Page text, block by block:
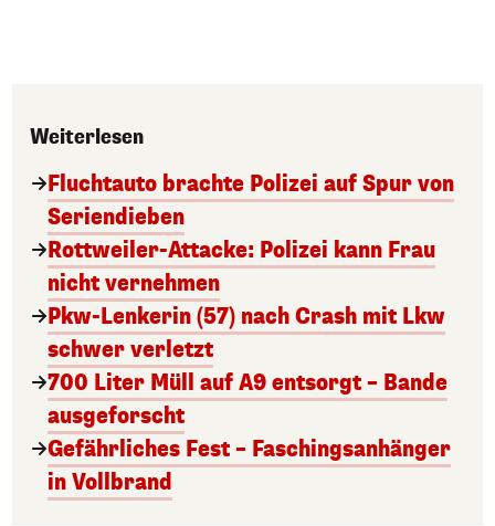
Weiterlesen
Fluchtauto brachte Polizei auf Spur von
Seriendieben
Rottweiler-Attacke: Polizei kann Frau
nicht vernehmen
Pkw-Lenkerin (57) nach Crash mit Lkw
schwer verletzt
700 Liter Müll auf A9 entsorgt – Bande
ausgeforscht
Gefährliches Fest – Faschingsanhänger
in Vollbrand